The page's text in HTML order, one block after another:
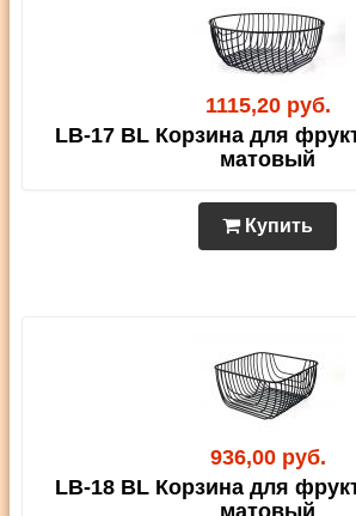
1115,20 руб.
LB-17 BL Корзина для
матовый
Купить
936,00 руб.
LB-18 BL Корзина для
матовый